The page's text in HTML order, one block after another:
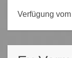
Verfügung